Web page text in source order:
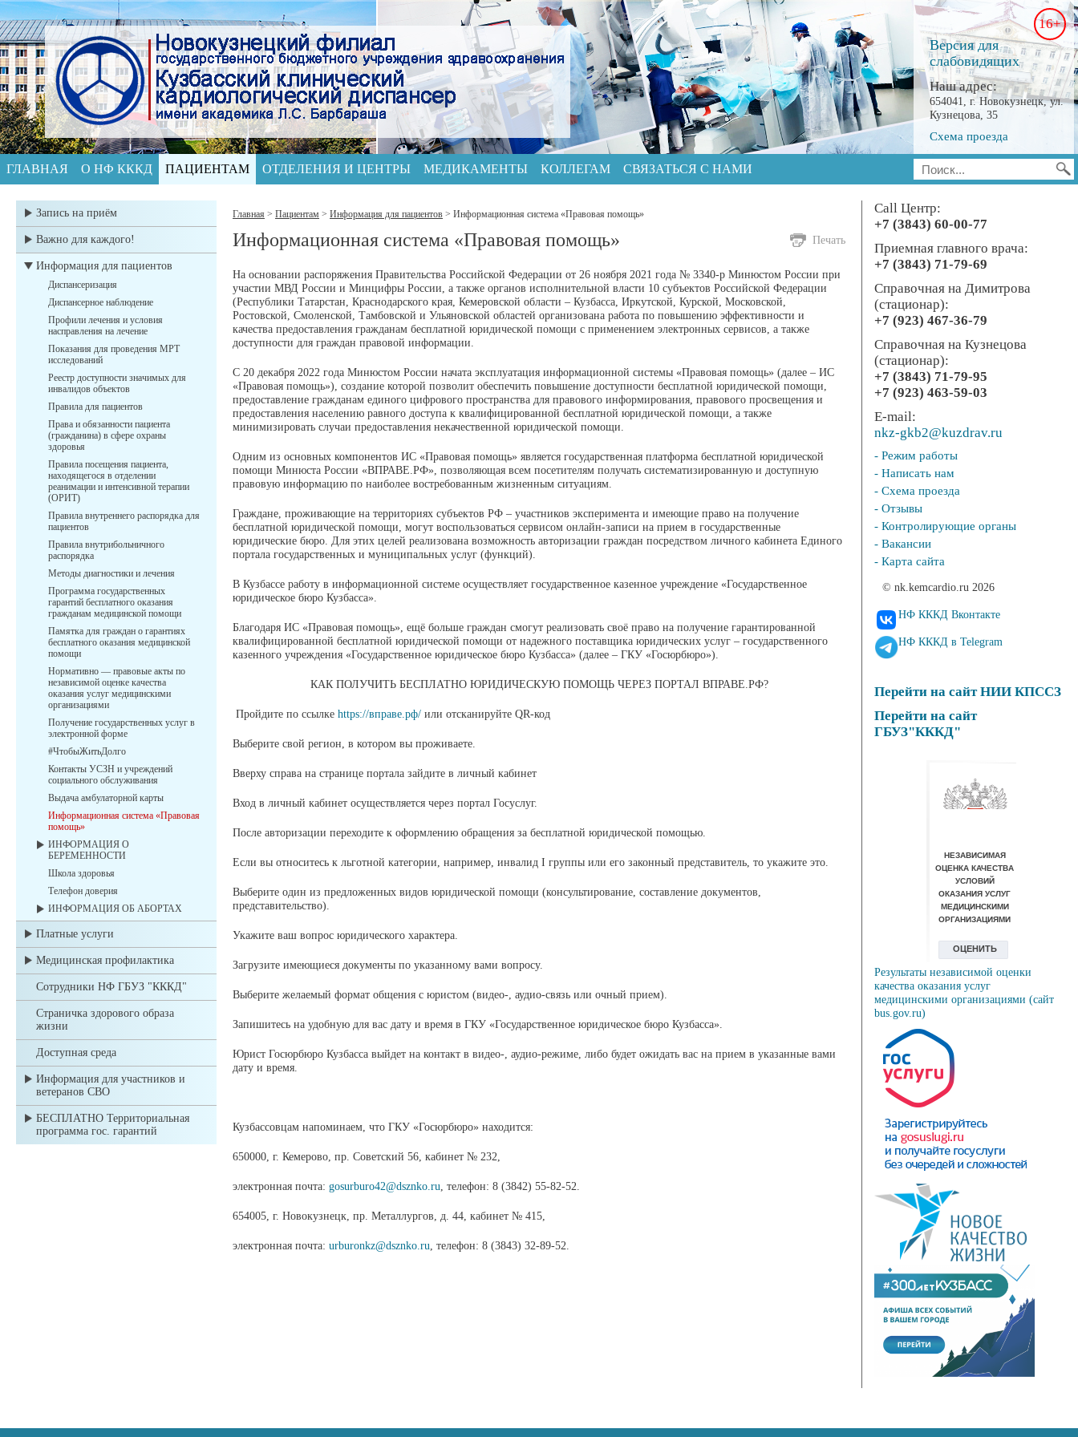
16+
Версия для
слабовидящих
Наш адрес:
654041, г. Новокузнецк, ул.
Кузнецова, 35
Схема проезда
ГЛАВНАЯ О НФ КККД ПАЦИЕНТАМ ОТДЕЛЕНИЯ И ЦЕНТРЫ МЕДИКАМЕНТЫ КОЛЛЕГАМ СВЯЗАТЬСЯ С НАМИ
Запись на приём
Важно для каждого!
Информация для пациентов
Диспансеризация
Диспансерное наблюдение
Профили лечения и условия
насправления на лечение
Показания для проведения МРТ
исследований
Реестр доступности значимых для
инвалидов объектов
Правила для пациентов
Права и обязанности пациента
(гражданина) в сфере охраны
здоровья
Правила посещения пациента,
находящегося в отделении
реанимации и интенсивной терапии
(ОРИТ)
Правила внутреннего распорядка для
пациентов
Правила внутрибольничного
распорядка
Методы диагностики и лечения
Программа государственных
гарантий бесплатного оказания
гражданам медицинской помощи
Памятка для граждан о гарантиях
бесплатного оказания медицинской
помощи
Нормативно — правовые акты по
независимой оценке качества
оказания услуг медицинскими
организациями
Получение государственных услуг в
электронной форме
#ЧтобыЖитьДолго
Контакты УСЗН и учреждений
социального обслуживания
Выдача амбулаторной карты
Информационная система «Правовая
помощь»
ИНФОРМАЦИЯ О
БЕРЕМЕННОСТИ
Школа здоровья
Телефон доверия
ИНФОРМАЦИЯ ОБ АБОРТАХ
Платные услуги
Медицинская профилактика
Сотрудники НФ ГБУЗ "КККД"
Страничка здорового образа
жизни
Доступная среда
Информация для участников и
ветеранов СВО
БЕСПЛАТНО Территориальная
программа гос. гарантий
Главная > Пациентам > Информация для пациентов > Информационная система «Правовая помощь»
Печать
Информационная система «Правовая помощь»
На основании распоряжения Правительства Российской Федерации от 26 ноября 2021 года № 3340-р Минюстом России при
участии МВД России и Минцифры России, а также органов исполнительной власти 10 субъектов Российской Федерации
(Республики Татарстан, Краснодарского края, Кемеровской области – Кузбасса, Иркутской, Курской, Московской,
Ростовской, Смоленской, Тамбовской и Ульяновской областей организована работа по повышению эффективности и
качества предоставления гражданам бесплатной юридической помощи с применением электронных сервисов, а также
доступности для граждан правовой информации.
С 20 декабря 2022 года Минюстом России начата эксплуатация информационной системы «Правовая помощь» (далее – ИС
«Правовая помощь»), создание которой позволит обеспечить повышение доступности бесплатной юридической помощи,
предоставление гражданам единого цифрового пространства для правового информирования, правового просвещения и
предоставления населению равного доступа к квалифицированной бесплатной юридической помощи, а также
минимизировать случаи предоставления некачественной юридической помощи.
Одним из основных компонентов ИС «Правовая помощь» является государственная платформа бесплатной юридической
помощи Минюста России «ВПРАВЕ.РФ», позволяющая всем посетителям получать систематизированную и доступную
правовую информацию по наиболее востребованным жизненным ситуациям.
Граждане, проживающие на территориях субъектов РФ – участников эксперимента и имеющие право на получение
бесплатной юридической помощи, могут воспользоваться сервисом онлайн-записи на прием в государственные
юридические бюро. Для этих целей реализована возможность авторизации граждан посредством личного кабинета Единого
портала государственных и муниципальных услуг (функций).
В Кузбассе работу в информационной системе осуществляет государственное казенное учреждение «Государственное
юридическое бюро Кузбасса».
Благодаря ИС «Правовая помощь», ещё больше граждан смогут реализовать своё право на получение гарантированной
квалифицированной бесплатной юридической помощи от надежного поставщика юридических услуг – государственного
казенного учреждения «Государственное юридическое бюро Кузбасса» (далее – ГКУ «Госюрбюро»).
КАК ПОЛУЧИТЬ БЕСПЛАТНО ЮРИДИЧЕСКУЮ ПОМОЩЬ ЧЕРЕЗ ПОРТАЛ ВПРАВЕ.РФ?
Пройдите по ссылке https://вправе.рф/ или отсканируйте QR-код
Выберите свой регион, в котором вы проживаете.
Вверху справа на странице портала зайдите в личный кабинет
Вход в личный кабинет осуществляется через портал Госуслуг.
После авторизации переходите к оформлению обращения за бесплатной юридической помощью.
Если вы относитесь к льготной категории, например, инвалид I группы или его законный представитель, то укажите это.
Выберите один из предложенных видов юридической помощи (консультирование, составление документов,
представительство).
Укажите ваш вопрос юридического характера.
Загрузите имеющиеся документы по указанному вами вопросу.
Выберите желаемый формат общения с юристом (видео-, аудио-связь или очный прием).
Запишитесь на удобную для вас дату и время в ГКУ «Государственное юридическое бюро Кузбасса».
Юрист Госюрбюро Кузбасса выйдет на контакт в видео-, аудио-режиме, либо будет ожидать вас на прием в указанные вами
дату и время.
Кузбассовцам напоминаем, что ГКУ «Госюрбюро» находится:
650000, г. Кемерово, пр. Советский 56, кабинет № 232,
электронная почта: gosurburo42@dsznko.ru, телефон: 8 (3842) 55-82-52.
654005, г. Новокузнецк, пр. Металлургов, д. 44, кабинет № 415,
электронная почта: urburonkz@dsznko.ru, телефон: 8 (3843) 32-89-52.
Call Центр:
+7 (3843) 60-00-77
Приемная главного врача:
+7 (3843) 71-79-69
Справочная на Димитрова
(стационар):
+7 (923) 467-36-79
Справочная на Кузнецова
(стационар):
+7 (3843) 71-79-95
+7 (923) 463-59-03
E-mail:
nkz-gkb2@kuzdrav.ru
- Режим работы
- Написать нам
- Схема проезда
- Отзывы
- Контролирующие органы
- Вакансии
- Карта сайта
© nk.kemcardio.ru 2026
НФ КККД Вконтакте
НФ КККД в Telegram
Перейти на сайт НИИ КПССЗ
Перейти на сайт
ГБУЗ"КККД"
Результаты независимой оценки
качества оказания услуг
медицинскими организациями (сайт
bus.gov.ru)